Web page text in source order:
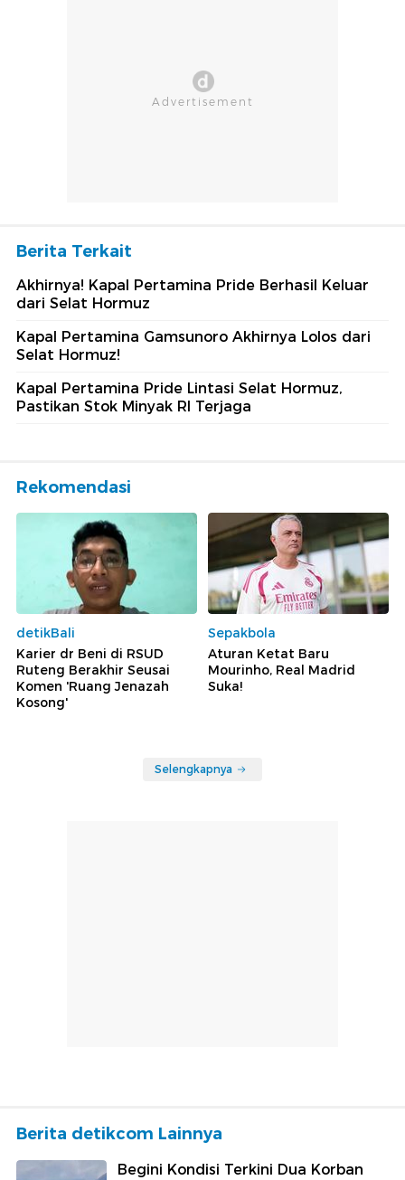
Berita Terkait
Akhirnya! Kapal Pertamina Pride Berhasil Keluar
dari Selat Hormuz
Kapal Pertamina Gamsunoro Akhirnya Lolos dari
Selat Hormuz!
Kapal Pertamina Pride Lintasi Selat Hormuz,
Pastikan Stok Minyak RI Terjaga
Rekomendasi
detikBali
Karier dr Beni di RSUD
Ruteng Berakhir Seusai
Komen 'Ruang Jenazah
Kosong'
Sepakbola
Aturan Ketat Baru
Mourinho, Real Madrid
Suka!
Selengkapnya
Berita detikcom Lainnya
Begini Kondisi Terkini Dua Korban